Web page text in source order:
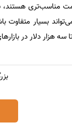
مناسب‌تری
هزار دلار در